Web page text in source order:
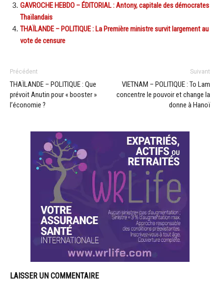
GAVROCHE HEBDO – ÉDITORIAL : Antony, capitale des démocrates
Thaïlandais
THAÏLANDE – POLITIQUE : La Première ministre survit largement au
vote de censure
Précédent
THAÏLANDE – POLITIQUE : Que
prévoit Anutin pour « booster »
l’économie ?
Suivant
VIETNAM – POLITIQUE : To Lam
concentre le pouvoir et change la
donne à Hanoï
LAISSER UN COMMENTAIRE